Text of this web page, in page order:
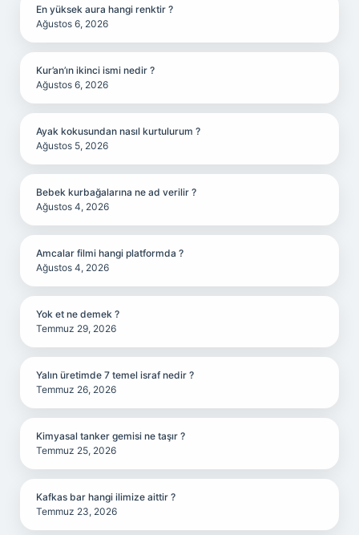
En yüksek aura hangi renktir ?
Ağustos 6, 2026
Kur’an’ın ikinci ismi nedir ?
Ağustos 6, 2026
Ayak kokusundan nasıl kurtulurum ?
Ağustos 5, 2026
Bebek kurbağalarına ne ad verilir ?
Ağustos 4, 2026
Amcalar filmi hangi platformda ?
Ağustos 4, 2026
Yok et ne demek ?
Temmuz 29, 2026
Yalın üretimde 7 temel israf nedir ?
Temmuz 26, 2026
Kimyasal tanker gemisi ne taşır ?
Temmuz 25, 2026
Kafkas bar hangi ilimize aittir ?
Temmuz 23, 2026